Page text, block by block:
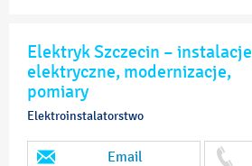
Elektryk Szczecin – instalacje
elektryczne, modernizacje,
pomiary
Elektroinstalatorstwo
Email